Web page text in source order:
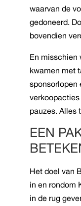
waarvan de
gedoneerd.
bovendien
En misschien
kwamen met
sponsorlopen
pauzes. Alles
EEN
Het doel van
in en rondom
in de rug